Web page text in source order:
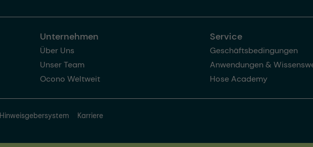
Unternehmen
Über Uns
Unser Team
Ocono Weltweit
Service
Geschäftsbedingungen
Anwendungen &
Hose Academy
Hinweisgebersystem Karriere